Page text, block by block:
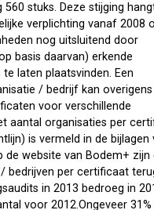
560 stuks. Deze stijging
verplichting vanaf 2008
nog uitsluitend door
basis daarvan) erkende
laten plaatsvinden. Een
/ bedrijf kan overigens
voor verschillende
aantal organisaties per
is vermeld in de bijlagen
de website van Bodem+ zijn
bedrijven per certificaat
in 2013 bedroeg in
voor 2012.Ongeveer 31%